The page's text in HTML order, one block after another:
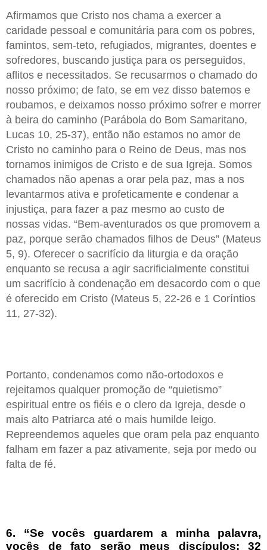
Afirmamos que Cristo nos chama a exercer a
caridade pessoal e comunitária para com os pobres,
famintos, sem-teto, refugiados, migrantes, doentes e
sofredores, buscando justiça para os perseguidos,
aflitos e necessitados. Se recusarmos o chamado do
nosso próximo; de fato, se em vez disso batemos e
roubamos, e deixamos nosso próximo sofrer e morrer
à beira do caminho (Parábola do Bom Samaritano,
Lucas 10, 25-37), então não estamos no amor de
Cristo no caminho para o Reino de Deus, mas nos
tornamos inimigos de Cristo e de sua Igreja. Somos
chamados não apenas a orar pela paz, mas a nos
levantarmos ativa e profeticamente e condenar a
injustiça, para fazer a paz mesmo ao custo de
nossas vidas. “Bem-aventurados os que promovem a
paz, porque serão chamados filhos de Deus” (Mateus
5, 9). Oferecer o sacrifício da liturgia e da oração
enquanto se recusa a agir sacrificialmente constitui
um sacrifício à condenação em desacordo com o que
é oferecido em Cristo (Mateus 5, 22-26 e 1 Coríntios
11, 27-32).
Portanto, condenamos como não-ortodoxos e
rejeitamos qualquer promoção de “quietismo”
espiritual entre os fiéis e o clero da Igreja, desde o
mais alto Patriarca até o mais humilde leigo.
Repreendemos aqueles que oram pela paz enquanto
falham em fazer a paz ativamente, seja por medo ou
falta de fé.
6. “Se vocês guardarem a minha palavra,
vocês de fato serão meus discípulos; 32